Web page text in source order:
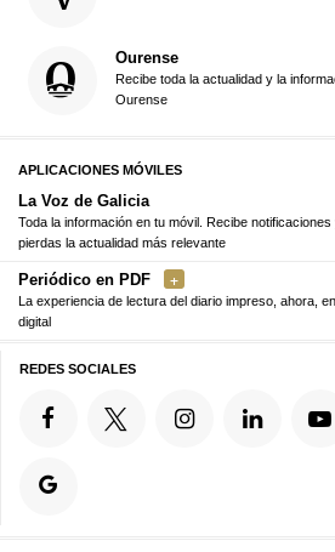
Ourense
Recibe toda la actualidad y la
Ourense
APLICACIONES MÓVILES
La Voz de Galicia
Toda la información en tu móvil. Recibe notificaciones
pierdas la actualidad más relevante
Periódico en PDF
La experiencia de lectura del diario impreso, ahora,
digital
REDES SOCIALES